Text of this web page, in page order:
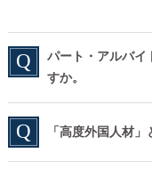
パート・アルバイ
すか。
「高度外国人材